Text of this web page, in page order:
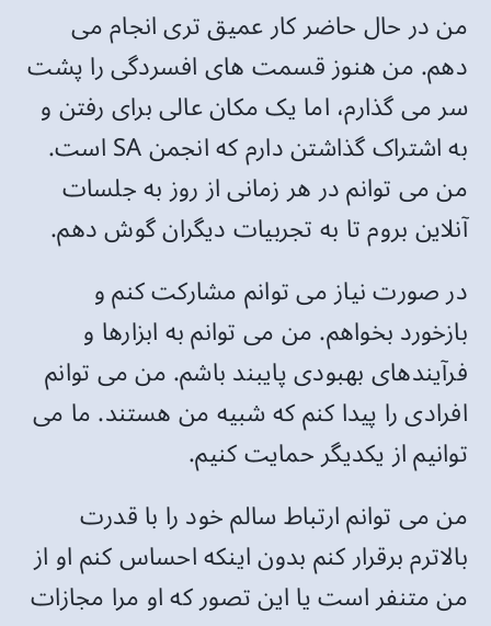
من در حال حاضر کار عمیق تری انجام می
دهم. من هنوز قسمت های افسردگی را پشت
سر می گذارم، اما یک مکان عالی برای رفتن و
به اشتراک گذاشتن دارم که انجمن SA است.
من می توانم در هر زمانی از روز به جلسات
آنلاین بروم تا به تجربیات دیگران گوش دهم.
در صورت نیاز می توانم مشارکت کنم و
بازخورد بخواهم. من می توانم به ابزارها و
فرآیندهای بهبودی پایبند باشم. من می توانم
افرادی را پیدا کنم که شبیه من هستند. ما می
توانیم از یکدیگر حمایت کنیم.
من می توانم ارتباط سالم خود را با قدرت
بالاترم برقرار کنم بدون اینکه احساس کنم او از
من متنفر است یا این تصور که او مرا مجازات